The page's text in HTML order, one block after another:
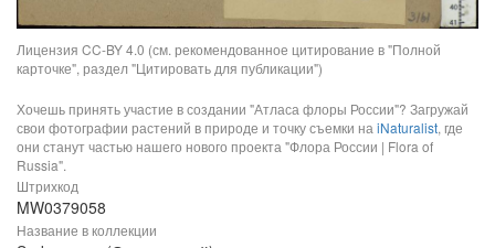
Лицензия CC-BY 4.0 (см. рекомендованное цитирование в "Полной
карточке", раздел "Цитировать для публикации")
Хочешь принять участие в создании "Атласа флоры России"? Загружай
свои фотографии растений в природе и точку съемки на iNaturalist, где
они станут частью нашего нового проекта "Флора России | Flora of
Russia".
Штрихкод
MW0379058
Название в коллекции